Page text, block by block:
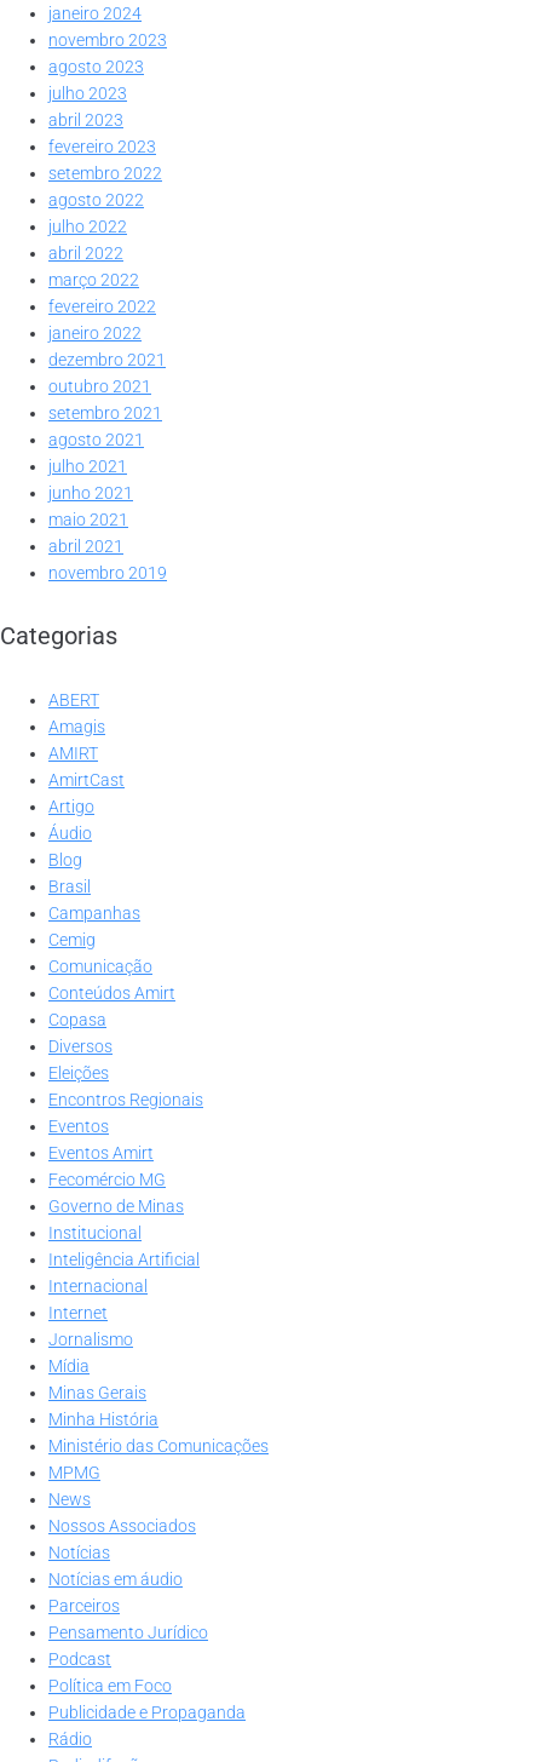
janeiro 2024
novembro 2023
agosto 2023
julho 2023
abril 2023
fevereiro 2023
setembro 2022
agosto 2022
julho 2022
abril 2022
março 2022
fevereiro 2022
janeiro 2022
dezembro 2021
outubro 2021
setembro 2021
agosto 2021
julho 2021
junho 2021
maio 2021
abril 2021
novembro 2019
Categorias
ABERT
Amagis
AMIRT
AmirtCast
Artigo
Áudio
Blog
Brasil
Campanhas
Cemig
Comunicação
Conteúdos Amirt
Copasa
Diversos
Eleições
Encontros Regionais
Eventos
Eventos Amirt
Fecomércio MG
Governo de Minas
Institucional
Inteligência Artificial
Internacional
Internet
Jornalismo
Mídia
Minas Gerais
Minha História
Ministério das Comunicações
MPMG
News
Nossos Associados
Notícias
Notícias em áudio
Parceiros
Pensamento Jurídico
Podcast
Política em Foco
Publicidade e Propaganda
Rádio